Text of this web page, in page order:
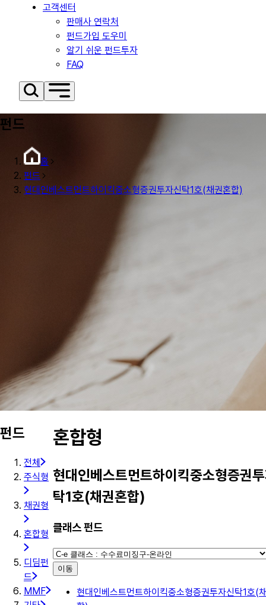
고객센터
판매사 연락처
펀드가입 도우미
알기 쉬운 펀드투자
FAQ
펀드
홈
펀드
현대인베스트먼트하이킥중소형증권투자신탁1호(채권혼합)
펀드
전체
주식형
채권형
혼합형
디딤펀
드
MMF
혼합형
현대인베스트먼트하이킥중소형증권
탁1호(채권혼합)
클래스 펀드
이동
현대인베스트먼트하이킥중소형증권투자신탁1호(